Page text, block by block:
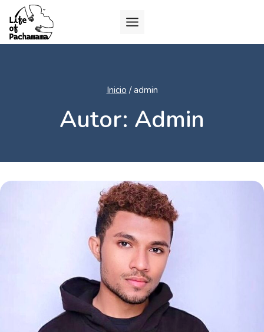
Inicio / admin
Autor: Admin